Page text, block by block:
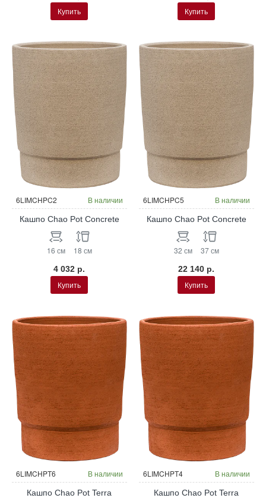
Купить Купить
6LIMCHPC2 В наличии
Кашпо Chao Pot Concrete
16 см 18 см
4 032 р.
Купить
6LIMCHPC5 В наличии
Кашпо Chao Pot Concrete
32 см 37 см
22 140 р.
Купить
6LIMCHPT6 В наличии
Кашпо Chao Pot Terra
6LIMCHPT4 В наличии
Кашпо Chao Pot Terra